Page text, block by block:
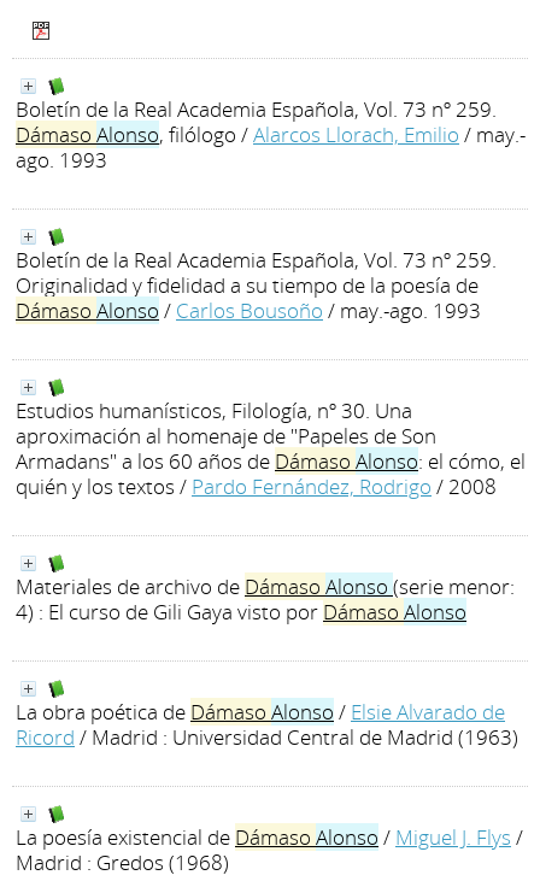
Boletín de la Real Academia Española, Vol. 73 nº 259.
Dámaso Alonso, filólogo /Alarcos Llorach, Emilio / may.-
ago. 1993
Boletín de la Real Academia Española, Vol. 73 nº 259.
Originalidad y fidelidad a su tiempo de la poesía de
Dámaso Alonso / Carlos Bousoño / may.-ago. 1993
Estudios humanísticos, Filología, nº 30. Una
aproximación al homenaje de "Papeles de Son
Armadans" a los 60 años de Dámaso Alonso: el cómo, el
quién y los textos / Pardo Fernández, Rodrigo / 2008
Materiales de archivo de Dámaso Alonso (serie menor:
4) : El curso de Gili Gaya visto por Dámaso Alonso
La obra poética de Dámaso Alonso / Elsie Alvarado de
Ricord / Madrid : Universidad Central de Madrid (1963)
La poesía existencial de Dámaso Alonso / Miguel J. Flys /
Madrid : Gredos (1968)